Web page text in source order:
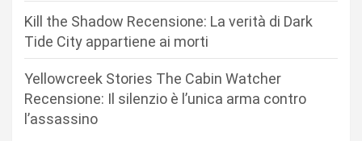
Kill the Shadow Recensione: La verità di Dark
Tide City appartiene ai morti
Yellowcreek Stories The Cabin Watcher
Recensione: Il silenzio è l’unica arma contro
l’assassino